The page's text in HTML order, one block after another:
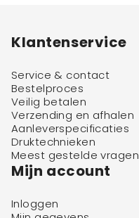
Klantenservice
Service & contact
Bestelproces
Veilig betalen
Verzending en afhalen
Aanleverspecificaties
Druktechnieken
Meest gestelde vragen
Mijn account
Inloggen